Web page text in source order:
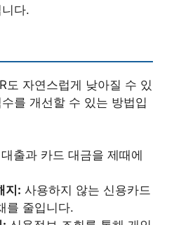
다.
도 자연스럽게 낮아질 수 있
를 개선할 수 있는 방법입
출과 카드 대금을 제때에
지: 사용하지 않는 신용카드
를 줄입니다.